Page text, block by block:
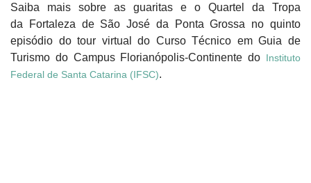
Saiba mais sobre as guaritas e o Quartel da Tropa
da Fortaleza de São José da Ponta Grossa no quinto
episódio do tour virtual do Curso Técnico em Guia de
Turismo do Campus Florianópolis-Continente do Instituto
Federal de Santa Catarina (IFSC).